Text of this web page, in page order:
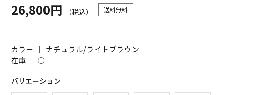
26,800円
（税込） 送料無料
カラー ｜ ナチュラル/ライトブラウン
在庫 ｜○
バリエーション